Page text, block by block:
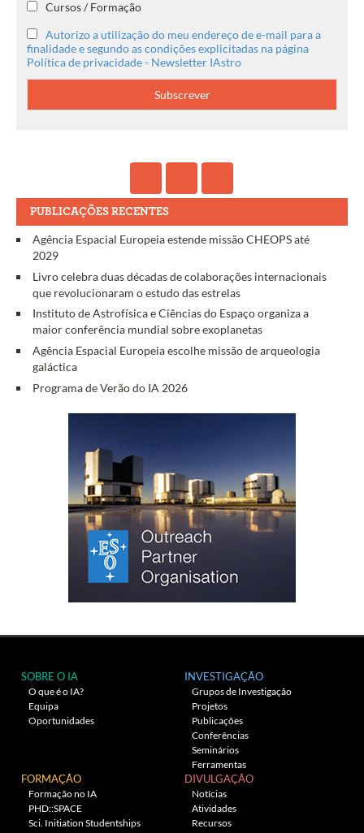
Cursos / Formação
Autorizo a utilização do meu endereço de e-mail para a
finalidade e segundo as condições explicitadas na página
Política de privacidade - Newsletter IAstro
PUBLICAÇÕES RECENTES
Agência Espacial Europeia estende missão CHEOPS até
2029
Livro celebra duas décadas de colaborações internacionais
que revolucionaram o estudo das estrelas
Instituto de Astrofísica e Ciências do Espaço organiza a
maior conferência mundial sobre exoplanetas
Agência Espacial Europeia escolhe missão de arqueologia
galáctica
Programa de Verão do IA 2026
SOBRE O IA
O que é o IA?
Equipa
Oportunidades
INVESTIGAÇÃO
Grupos de Investigação
Projetos
Publicações
Conferências
Seminários
Ferramentas
FORMAÇÃO
Formação no IA
PHD::SPACE
Sci. Initiation Studentships
DIVULGAÇÃO
Notícias
Atividades
Recursos